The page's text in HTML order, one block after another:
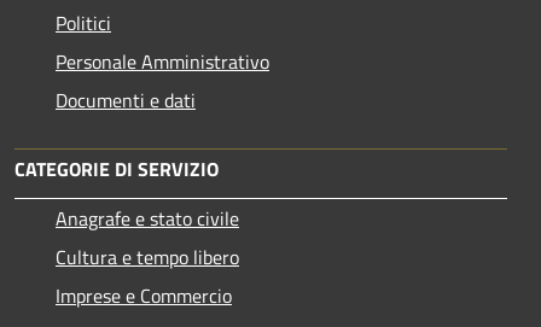
Politici
Personale Amministrativo
Documenti e dati
CATEGORIE DI SERVIZIO
Anagrafe e stato civile
Cultura e tempo libero
Imprese e Commercio